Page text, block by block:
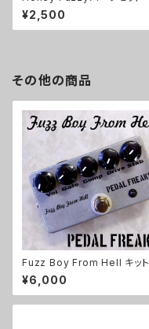
¥2,500
その他の商品
Fuzz Boy From Hell キット
【PEDAL FREAKS】
¥6,000